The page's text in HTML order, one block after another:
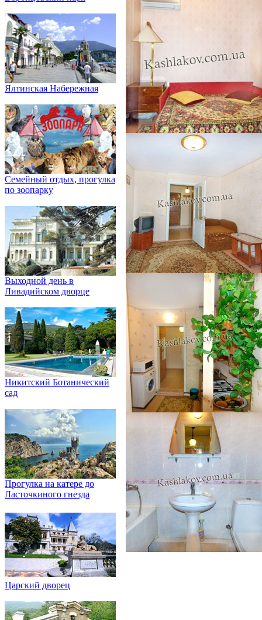
Ялтинская Набережная
Семейный отдых, прогулка
по зоопарку
Выходной день в
Ливадийском дворце
Никитский Ботанический
сад
Прогулка на катере до
Ласточкиного гнезда
Царский дворец